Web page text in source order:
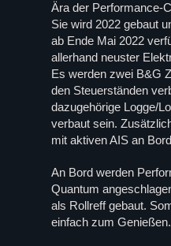
Ära der Performance-
Sie wird 2022 gebaut
ab Ende Mai 2022
allerhand neuster
Es werden zwei B&G
den Steuerständen
dazugehörige Logge/
verbaut sein.
mit aktiven AIS an
An Bord werden
Quantum
als Rollreff gebaut.
einfach zum Genießen.